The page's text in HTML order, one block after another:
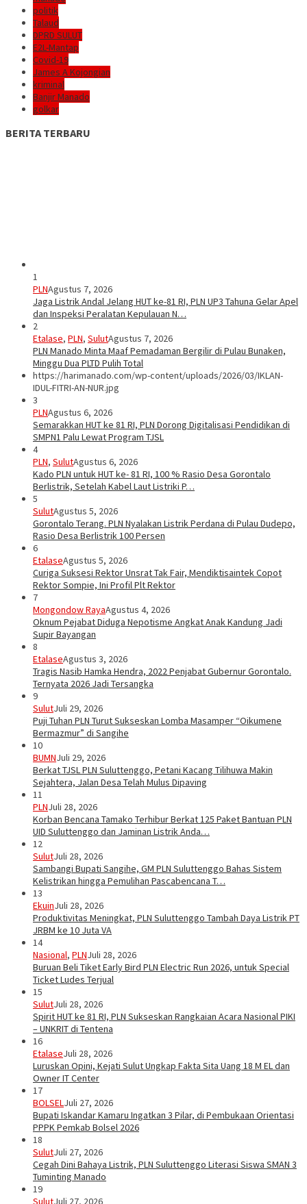
politik
Talaud
DPRD SULUT
E2L-Mantap
Covid-19
James A Kojongian
kriminal
Banjir Manado
golkar
BERITA TERBARU
1
PLNAgustus 7, 2026
Jaga Listrik Andal Jelang HUT ke-81 RI, PLN UP3 Tahuna Gelar Apel
dan Inspeksi Peralatan Kepulauan N…
2
Etalase, PLN, SulutAgustus 7, 2026
PLN Manado Minta Maaf Pemadaman Bergilir di Pulau Bunaken,
Minggu Dua PLTD Pulih Total
https://harimanado.com/wp-content/uploads/2026/03/IKLAN-
IDUL-FITRI-AN-NUR.jpg
3
PLNAgustus 6, 2026
Semarakkan HUT ke 81 RI, PLN Dorong Digitalisasi Pendidikan di
SMPN1 Palu Lewat Program TJSL
4
PLN, SulutAgustus 6, 2026
Kado PLN untuk HUT ke- 81 RI, 100 % Rasio Desa Gorontalo
Berlistrik, Setelah Kabel Laut Listriki P…
5
SulutAgustus 5, 2026
Gorontalo Terang. PLN Nyalakan Listrik Perdana di Pulau Dudepo,
Rasio Desa Berlistrik 100 Persen
6
EtalaseAgustus 5, 2026
Curiga Suksesi Rektor Unsrat Tak Fair, Mendiktisaintek Copot
Rektor Sompie, Ini Profil Plt Rektor
7
Mongondow RayaAgustus 4, 2026
Oknum Pejabat Diduga Nepotisme Angkat Anak Kandung Jadi
Supir Bayangan
8
EtalaseAgustus 3, 2026
Tragis Nasib Hamka Hendra, 2022 Penjabat Gubernur Gorontalo.
Ternyata 2026 Jadi Tersangka
9
SulutJuli 29, 2026
Puji Tuhan PLN Turut Sukseskan Lomba Masamper “Oikumene
Bermazmur” di Sangihe
10
BUMNJuli 29, 2026
Berkat TJSL PLN Suluttenggo, Petani Kacang Tilihuwa Makin
Sejahtera, Jalan Desa Telah Mulus Dipaving
11
PLNJuli 28, 2026
Korban Bencana Tamako Terhibur Berkat 125 Paket Bantuan PLN
UID Suluttenggo dan Jaminan Listrik Anda…
12
SulutJuli 28, 2026
Sambangi Bupati Sangihe, GM PLN Suluttenggo Bahas Sistem
Kelistrikan hingga Pemulihan Pascabencana T…
13
EkuinJuli 28, 2026
Produktivitas Meningkat, PLN Suluttenggo Tambah Daya Listrik PT
JRBM ke 10 Juta VA
14
Nasional, PLNJuli 28, 2026
Buruan Beli Tiket Early Bird PLN Electric Run 2026, untuk Special
Ticket Ludes Terjual
15
SulutJuli 28, 2026
Spirit HUT ke 81 RI, PLN Sukseskan Rangkaian Acara Nasional PIKI
– UNKRIT di Tentena
16
EtalaseJuli 28, 2026
Luruskan Opini, Kejati Sulut Ungkap Fakta Sita Uang 18 M EL dan
Owner IT Center
17
BOLSEL Juli 27, 2026
Bupati Iskandar Kamaru Ingatkan 3 Pilar, di Pembukaan Orientasi
PPPK Pemkab Bolsel 2026
18
SulutJuli 27, 2026
Cegah Dini Bahaya Listrik, PLN Suluttenggo Literasi Siswa SMAN 3
Tuminting Manado
19
SulutJuli 27, 2026